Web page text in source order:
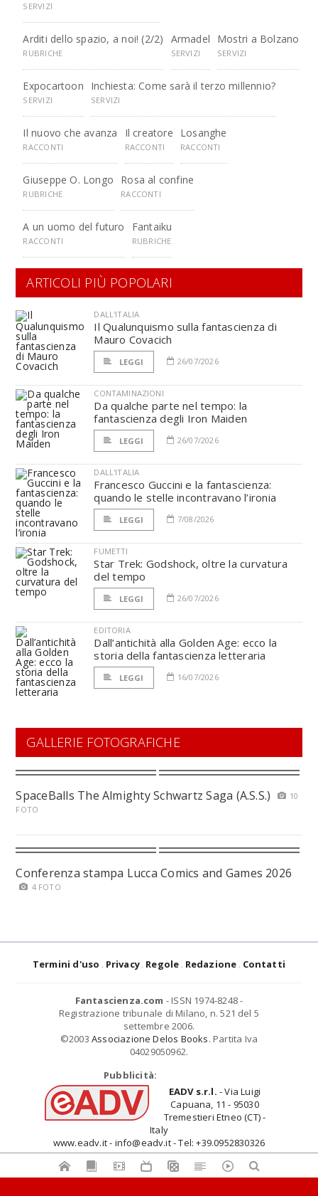
SERVIZI
Arditi dello spazio, a noi! (2/2)
RUBRICHE
Armadel
SERVIZI
Mostri a Bolzano
SERVIZI
Expocartoon
SERVIZI
Inchiesta: Come sarà il terzo millennio?
SERVIZI
Il nuovo che avanza
RACCONTI
Il creatore
RACCONTI
Losanghe
RACCONTI
Giuseppe O. Longo
RUBRICHE
Rosa al confine
RACCONTI
A un uomo del futuro
RACCONTI
Fantaiku
RUBRICHE
ARTICOLI PIÙ POPOLARI
DALL'ITALIA
Il Qualunquismo sulla fantascienza di
Mauro Covacich
LEGGI 26/07/2026
CONTAMINAZIONI
Da qualche parte nel tempo: la
fantascienza degli Iron Maiden
LEGGI 26/07/2026
DALL'ITALIA
Francesco Guccini e la fantascienza:
quando le stelle incontravano l’ironia
LEGGI 7/08/2026
FUMETTI
Star Trek: Godshock, oltre la curvatura
del tempo
LEGGI 26/07/2026
EDITORIA
Dall’antichità alla Golden Age: ecco la
storia della fantascienza letteraria
LEGGI 16/07/2026
GALLERIE FOTOGRAFICHE
SpaceBalls The Almighty Schwartz Saga (A.S.S.)
10
FOTO
Conferenza stampa Lucca Comics and Games 2026
4 FOTO
Termini d'uso Privacy Regole Redazione Contatti
Fantascienza.com - ISSN 1974-8248 -
Registrazione tribunale di Milano, n. 521 del 5
settembre 2006.
©2003 Associazione Delos Books. Partita Iva
04029050962.
Pubblicità:
EADV s.r.l. - Via Luigi
Capuana, 11 - 95030
Tremestieri Etneo (CT) -
Italy
www.eadv.it - info@eadv.it - Tel: +39.0952830326